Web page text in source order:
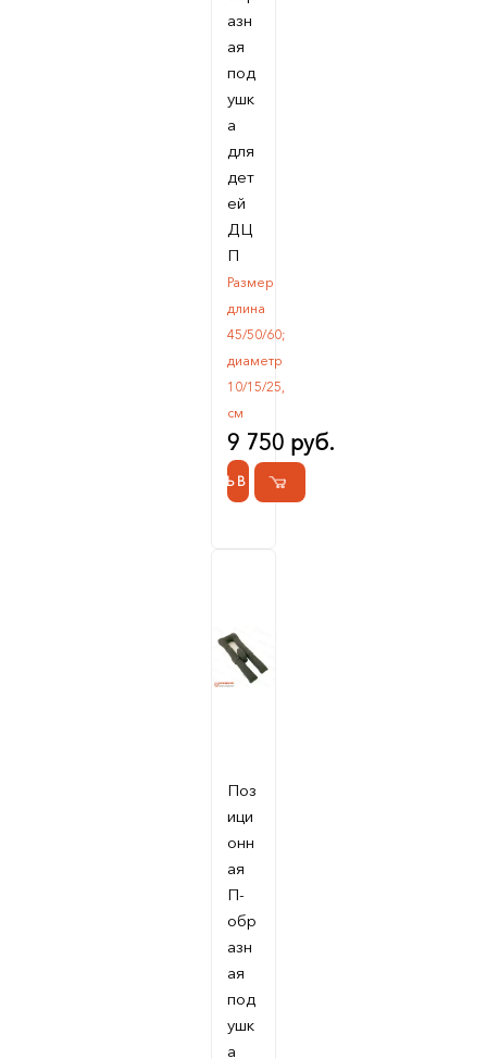
азн
ая
под
ушк
а
для
дет
ей
ДЦ
П
Размер
длина
45/50/60;
диаметр
10/15/25,
см
9 750 руб.
КУПИТЬ В 1 КЛИК
Поз
ици
онн
ая
П-
обр
азн
ая
под
ушк
а